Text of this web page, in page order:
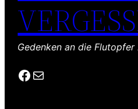
Gedenken an die Flutopfer
Facebook
E-Mail